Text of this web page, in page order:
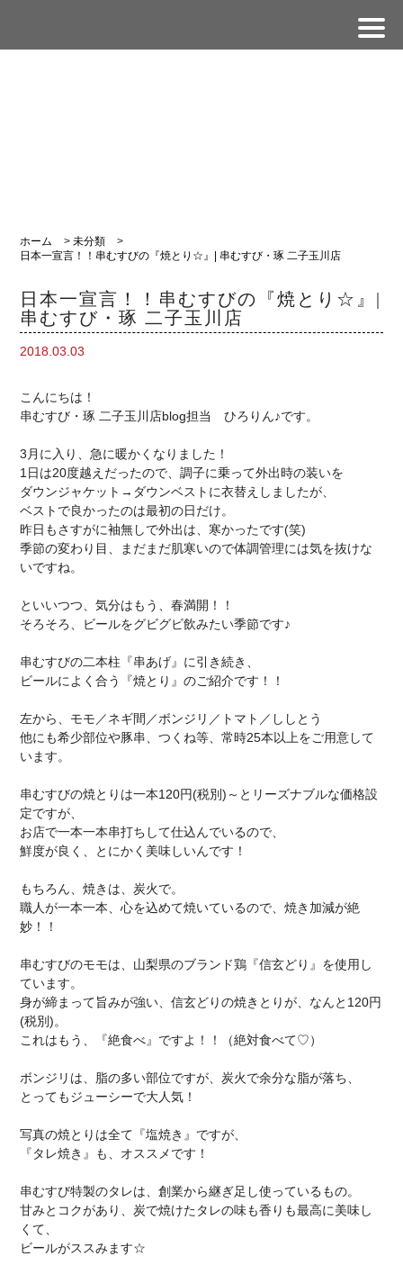
ホーム >未分類
>
日本一宣言！！串むすびの『焼とり☆』| 串むすび・琢 二子玉川店
日本一宣言！！串むすびの『焼とり☆』|
串むすび・琢 二子玉川店
2018.03.03
こんにちは！
串むすび・琢 二子玉川店blog担当ひろりん♪です。
3月に入り、急に暖かくなりました！
1日は20度越えだったので、調子に乗って外出時の装いを
ダウンジャケット→ダウンベストに衣替えしましたが、
ベストで良かったのは最初の日だけ。
昨日もさすがに袖無しで外出は、寒かったです(笑)
季節の変わり目、まだまだ肌寒いので体調管理には気を抜けな
いですね。
といいつつ、気分はもう、春満開！！
そろそろ、ビールをグビグビ飲みたい季節です♪
串むすびの二本柱『串あげ』に引き続き、
ビールによく合う『焼とり』のご紹介です！！
左から、モモ／ネギ間／ボンジリ／トマト／ししとう
他にも希少部位や豚串、つくね等、常時25本以上をご用意して
います。
串むすびの焼とりは一本120円(税別)～とリーズナブルな価格設
定ですが、
お店で一本一本串打ちして仕込んでいるので、
鮮度が良く、とにかく美味しいんです！
もちろん、焼きは、炭火で。
職人が一本一本、心を込めて焼いているので、焼き加減が絶
妙！！
串むすびのモモは、山梨県のブランド鶏『信玄どり』を使用し
ています。
身が締まって旨みが強い、信玄どりの焼きとりが、なんと120円
(税別)。
これはもう、『絶食べ』ですよ！！（絶対食べて♡）
ボンジリは、脂の多い部位ですが、炭火で余分な脂が落ち、
とってもジューシーで大人気！
写真の焼とりは全て『塩焼き』ですが、
『タレ焼き』も、オススメです！
串むすび特製のタレは、創業から継ぎ足し使っているもの。
甘みとコクがあり、炭で焼けたタレの味も香りも最高に美味し
くて、
ビールがススみます☆